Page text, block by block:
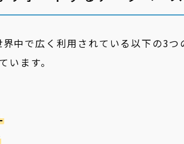
中で広く利用されている以下の3つ
います。